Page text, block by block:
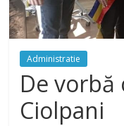
Administratie
De
Ciolpani